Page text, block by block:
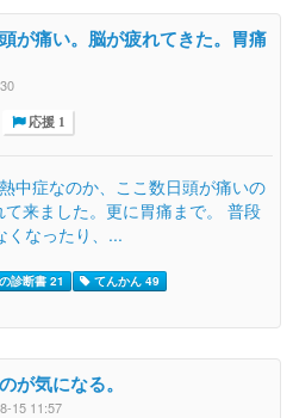
が痛い。脳が疲れてきた。胃痛
応援 1
中症なのか、ここ数日頭が痛いの
来ました。更に胃痛まで。 普段
くなったり、...
診断書 21
てんかん 49
が気になる。
15 11:57